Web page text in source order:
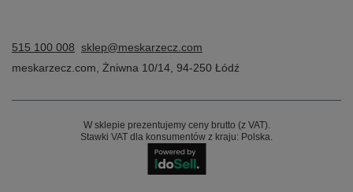
515 100 008 sklep@meskarzecz.com
meskarzecz.com
Żniwna 10/14 94-250 Łódź
W sklepie prezentujemy ceny brutto (z VAT).
Stawki VAT dla konsumentów z kraju: Polska.